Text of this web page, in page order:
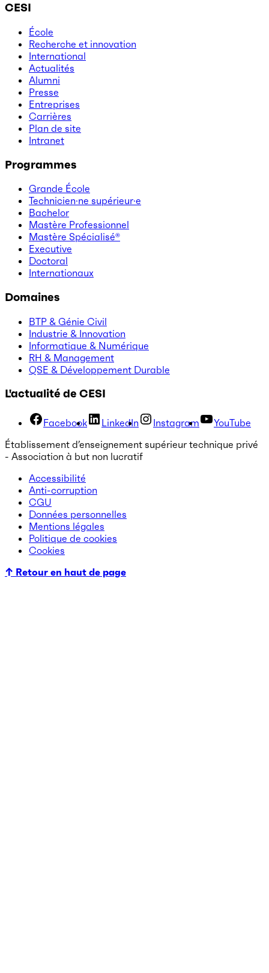
CESI
École
Recherche et innovation
International
Actualités
Alumni
Presse
Entreprises
Carrières
Plan de site
Intranet
Programmes
Grande École
Technicien·ne supérieur·e
Bachelor
Mastère Professionnel
Mastère Spécialisé®
Executive
Doctoral
Internationaux
Domaines
BTP & Génie Civil
Industrie & Innovation
Informatique & Numérique
RH & Management
QSE & Développement Durable
L'actualité de CESI
Facebook LinkedIn Instagram
YouTube
Établissement d’enseignement supérieur technique privé
- Association à but non lucratif
Accessibilité
Anti-corruption
CGU
Données personnelles
Mentions légales
Politique de cookies
Cookies
↑ Retour en haut de page